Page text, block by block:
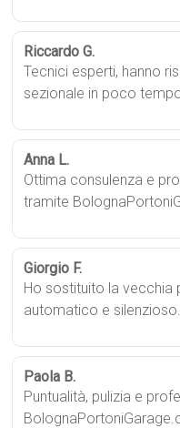
Riccardo G.
Tecnici esperti, hanno
sezionale in poco
Anna L.
Ottima consulenza e
tramite
Giorgio F.
Ho sostituito la vecchia
automatico e
Paola B.
Puntualità, pulizia e